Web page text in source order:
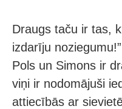
Draugs taču ir tas,
izdarīju
Pols un Simons ir
viņi ir nodomājuši
attiecībās ar